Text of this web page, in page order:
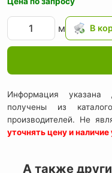
м
Информация
получены из
производителей. Не
уточнять цену и
А также